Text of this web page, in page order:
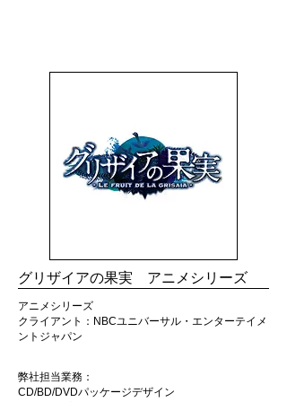
グリザイアの果実 アニメシリーズ
アニメシリーズ
​クライアント：NBCユニバーサル・エンターテイメ
ントジャパン
弊社担当業務：
CD/BD/DVDパッケージデザイン